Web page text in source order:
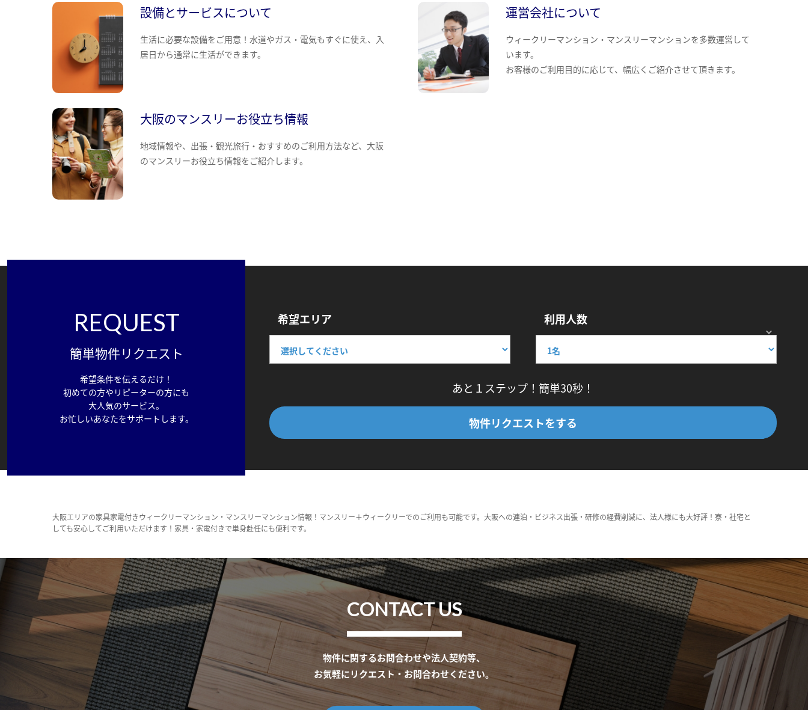
設備とサービスについて
生活に必要な設備をご用意！水道やガス・電気もすぐに使え、入
居日から通常に生活ができます。
運営会社について
ウィークリーマンション・マンスリーマンションを多数運営して
います。
お客様のご利用目的に応じて、幅広くご紹介させて頂きます。
大阪のマンスリーお役立ち情報
地域情報や、出張・観光旅行・おすすめのご利用方法など、大阪
のマンスリーお役立ち情報をご紹介します。
REQUEST
簡単物件リクエスト
希望条件を伝えるだけ！
初めての方やリピーターの方にも
大人気のサービス。
お忙しいあなたをサポートします。
希望エリア 利用人数
あと１ステップ！簡単30秒！
物件リクエストをする
大阪エリアの家具家電付きウィークリーマンション・マンスリーマンション情報！マンスリー＋ウィークリーでのご利用も可能です。大阪への連泊・ビジネス出張・研修の経費削減に、法人様にも大好評！寮・社宅と
しても安心してご利用いただけます！家具・家電付きで単身赴任にも便利です。
CONTACT US
物件に関するお問合わせや法人契約等、
お気軽にリクエスト・お問合わせください。